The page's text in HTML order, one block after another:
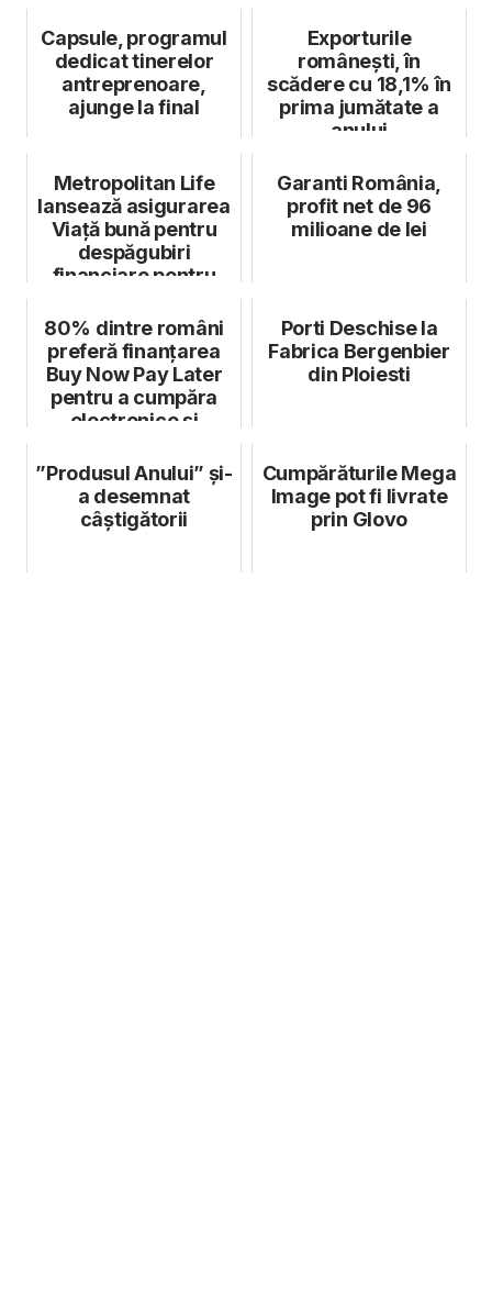
Capsule, programul
dedicat tinerelor
antreprenoare,
ajunge la final
Exporturile
românești, în
scădere cu 18,1% în
prima jumătate a
anului
Metropolitan Life
lansează asigurarea
Viață bună pentru
despăgubiri
financiare pentru
Garanti România,
profit net de 96
milioane de lei
80% dintre români
preferă finanțarea
Buy Now Pay Later
pentru a cumpăra
electronice și
Porti Deschise la
Fabrica Bergenbier
din Ploiesti
”Produsul Anului” și-
a desemnat
câștigătorii
Cumpărăturile Mega
Image pot fi livrate
prin Glovo